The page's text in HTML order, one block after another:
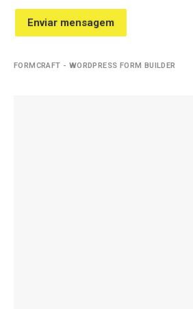
Enviar mensagem
FORMCRAFT - WORDPRESS FORM BUILDER